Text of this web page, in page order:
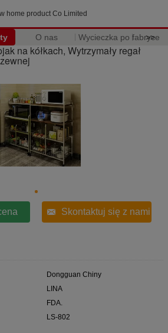
home product Co Limited
O nas Wycieczka po fabryce
>>
na kółkach, Wytrzymały regał
Skontaktuj się z nami
Dongguan Chiny
LINA
FDA.
LS-802